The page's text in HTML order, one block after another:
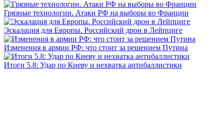
Грязные технологии. Атаки РФ на выборы во Франции
Эскалация для Европы. Российский дрон в Лейпциге
Изменения в армии РФ: что стоит за решением Путина
Итоги 5.8: Удар по Киеву и нехватка антибаллистики